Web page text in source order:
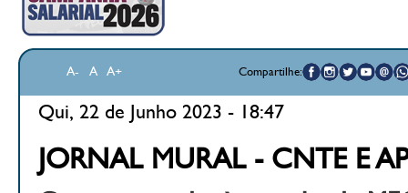
A- A A+ Compartilhe:
Qui, 22 de Junho 2023 - 18:47
JORNAL MURAL - CNTE E